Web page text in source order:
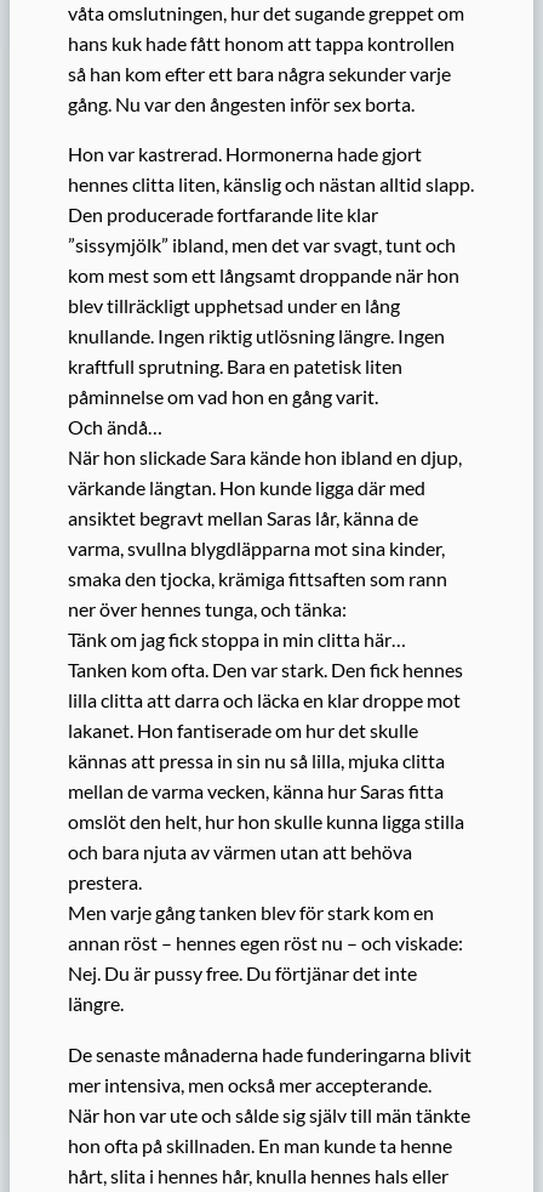
våta omslutningen, hur det sugande greppet om
hans kuk hade fått honom att tappa kontrollen
så han kom efter ett bara några sekunder varje
gång. Nu var den ångesten inför sex borta.
Hon var kastrerad. Hormonerna hade gjort
hennes clitta liten, känslig och nästan alltid slapp.
Den producerade fortfarande lite klar
”sissymjölk” ibland, men det var svagt, tunt och
kom mest som ett långsamt droppande när hon
blev tillräckligt upphetsad under en lång
knullande. Ingen riktig utlösning längre. Ingen
kraftfull sprutning. Bara en patetisk liten
påminnelse om vad hon en gång varit.
Och ändå…
När hon slickade Sara kände hon ibland en djup,
värkande längtan. Hon kunde ligga där med
ansiktet begravt mellan Saras lår, känna de
varma, svullna blygdläpparna mot sina kinder,
smaka den tjocka, krämiga fittsaften som rann
ner över hennes tunga, och tänka:
Tänk om jag fick stoppa in min clitta här…
Tanken kom ofta. Den var stark. Den fick hennes
lilla clitta att darra och läcka en klar droppe mot
lakanet. Hon fantiserade om hur det skulle
kännas att pressa in sin nu så lilla, mjuka clitta
mellan de varma vecken, känna hur Saras fitta
omslöt den helt, hur hon skulle kunna ligga stilla
och bara njuta av värmen utan att behöva
prestera.
Men varje gång tanken blev för stark kom en
annan röst – hennes egen röst nu – och viskade:
Nej. Du är pussy free. Du förtjänar det inte
längre.
De senaste månaderna hade funderingarna blivit
mer intensiva, men också mer accepterande.
När hon var ute och sålde sig själv till män tänkte
hon ofta på skillnaden. En man kunde ta henne
hårt, slita i hennes hår, knulla hennes hals eller